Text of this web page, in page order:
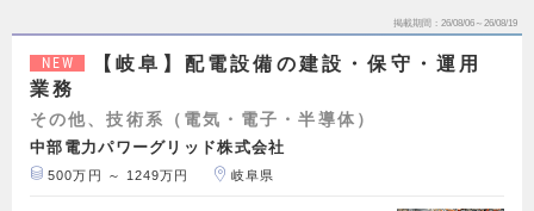
掲載期間 26/08/06～26/08/19
NEW
【岐阜】配電設備の建設・保守・運用
業務
その他、技術系（電気・電子・半導体）
中部電力パワーグリッド株式会社
500万円 ～ 1249万円 岐阜県